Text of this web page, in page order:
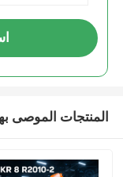
المنتجات الموصى